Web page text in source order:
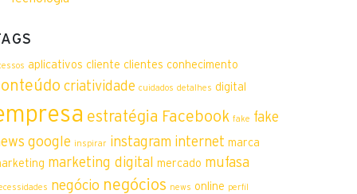
aplicativos cliente clientes conhecimento
criatividade cuidados detalhes digital
estratégia Facebook fake fake
google inspirar instagram internet marca
marketing digital mercado mufasa
negócio negócios news online perfil